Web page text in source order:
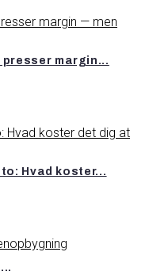
margin...
Hvad koster...